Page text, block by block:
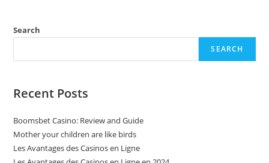
Search
SEARCH
Recent Posts
Boomsbet Casino: Review and Guide
Mother your children are like birds
Les Avantages des Casinos en Ligne